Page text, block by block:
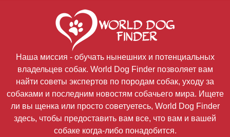
Наша миссия - обучать нынешних и потенциальных
владельцев собак. World Dog Finder позволяет вам
найти советы экспертов по породам собак, уходу за
собаками и последним новостям собачьего мира. Ищете
ли вы щенка или просто советуетесь, World Dog Finder
здесь, чтобы предоставить вам все, что вам и вашей
собаке когда-либо понадобится.